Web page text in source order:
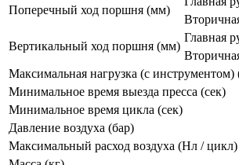
Поперечный ход поршня (мм)
Вертикальный ход поршня (мм)
Главная
Максимальная нагрузка (с инструментом)
Минимальное время выезда пресса (сек)
Минимальное время цикла (сек)
Давление воздуха (бар)
Максимальный расход воздуха (Нл /